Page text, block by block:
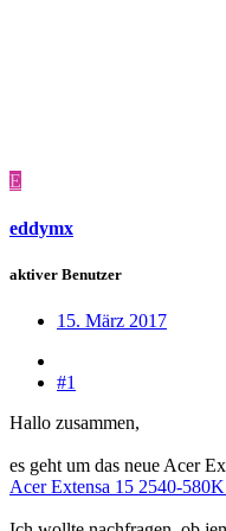
E
eddymx
aktiver Benutzer
15. März 2017
#1
Hallo zusammen,
es geht um das neue Acer
Acer Extensa 15 2540-